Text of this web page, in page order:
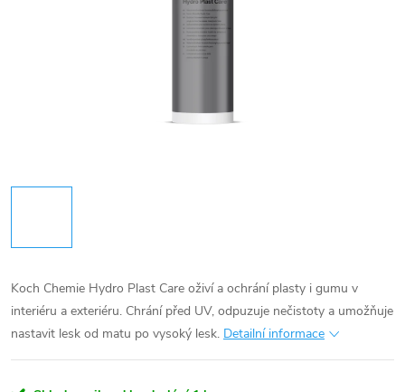
Koch Chemie Hydro Plast Care oživí a ochrání plasty i gumu v
interiéru a exteriéru. Chrání před UV, odpuzuje nečistoty a umožňuje
nastavit lesk od matu po vysoký lesk. Detailní informace